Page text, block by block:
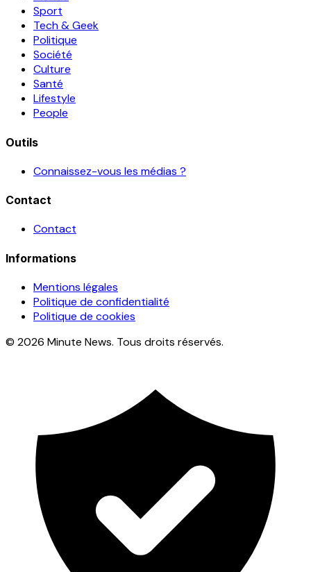
Sport
Tech & Geek
Politique
Société
Culture
Santé
Lifestyle
People
Outils
Connaissez-vous les médias ?
Contact
Contact
Informations
Mentions légales
Politique de confidentialité
Politique de cookies
© 2026 Minute News. Tous droits réservés.